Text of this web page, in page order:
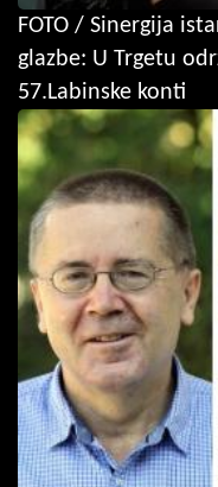
FOTO / Sinergija
glazbe: U Trgetu
57.Labinske konti